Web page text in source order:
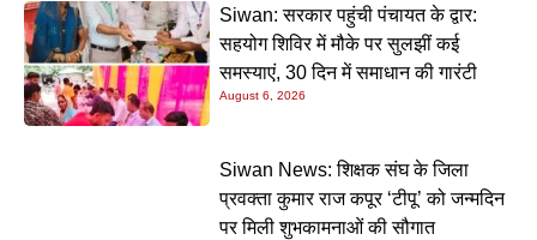
Siwan: सरकार पहुंची पंचायत के द्वार:
सहयोग शिविर में मौके पर सुलझीं कई
समस्याएं, 30 दिन में समाधान की गारंटी
August 6, 2026
Siwan News: शिक्षक संघ के जिला
प्रवक्ता कुमार राज कपूर ‘टीपू’ को जन्मदिन
पर मिली शुभकामनाओं की सौगात